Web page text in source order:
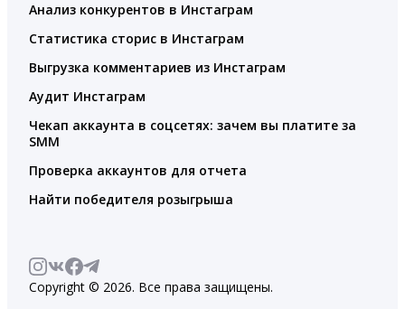
Анализ конкурентов в Инстаграм
Статистика сторис в Инстаграм
Выгрузка комментариев из Инстаграм
Аудит Инстаграм
Чекап аккаунта в соцсетях: зачем вы платите за
SMM
Проверка аккаунтов для отчета
Найти победителя розыгрыша
Copyright © 2026. Все права защищены.